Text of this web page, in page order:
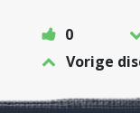
0
Vorige